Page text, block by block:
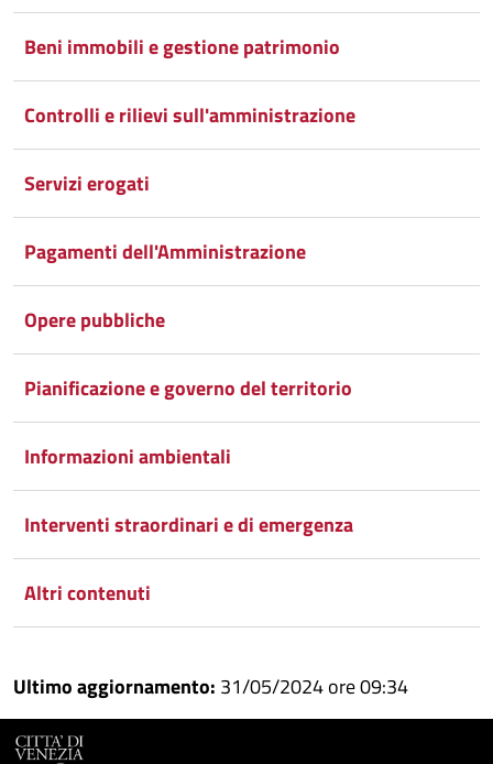
Beni immobili e gestione patrimonio
Controlli e rilievi sull'amministrazione
Servizi erogati
Pagamenti dell'Amministrazione
Opere pubbliche
Pianificazione e governo del territorio
Informazioni ambientali
Interventi straordinari e di emergenza
Altri contenuti
Ultimo aggiornamento: 31/05/2024 ore 09:34